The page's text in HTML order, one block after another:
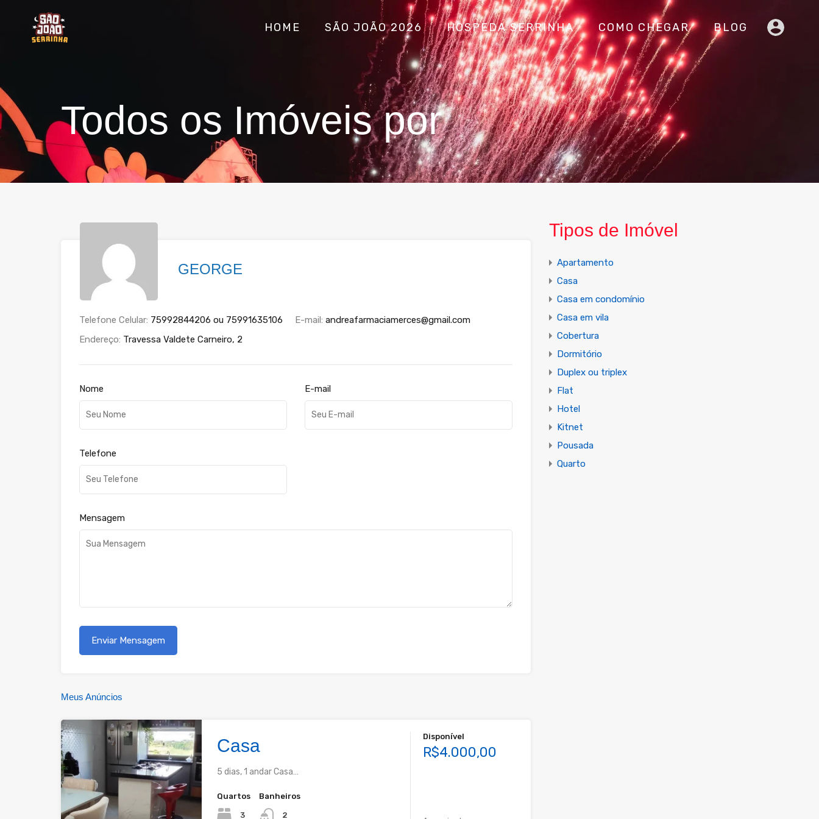
HOME SÃO JOÃO 2026 HOSPEDA SERRINHA COMO CHEGAR BLOG
Todos os Imóveis por
GEORGE
Telefone Celular: 75992844206 ou 75991635106 E-mail: andreafarmaciamerces@gmail.com
Endereço: Travessa Valdete Carneiro, 2
Nome E-mail
Telefone
Mensagem
Meus Anúncios
Casa
5 dias, 1 andar Casa…
Quartos
3
Banheiros
2
Disponível
R$4.000,00
Tipos de Imóvel
Apartamento
Casa
Casa em condomínio
Casa em vila
Cobertura
Dormitório
Duplex ou triplex
Flat
Hotel
Kitnet
Pousada
Quarto